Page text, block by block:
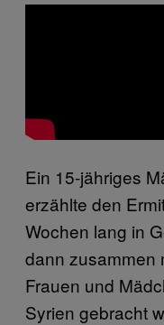
Ein 15-jähriges
erzählte den
Wochen lang in
dann zusammen
Frauen und
Syrien gebracht